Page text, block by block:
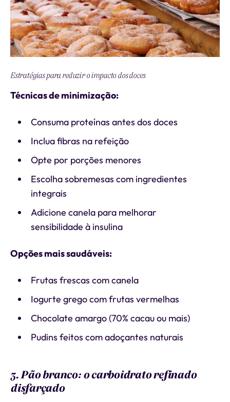
Estratégias para reduzir o impacto dos doces
Técnicas de minimização:
Consuma proteínas antes dos doces
Inclua fibras na refeição
Opte por porções menores
Escolha sobremesas com ingredientes
integrais
Adicione canela para melhorar
sensibilidade à insulina
Opções mais saudáveis:
Frutas frescas com canela
Iogurte grego com frutas vermelhas
Chocolate amargo (70% cacau ou mais)
Pudins feitos com adoçantes naturais
3. Pão branco: o carboidrato refinado
disfarçado